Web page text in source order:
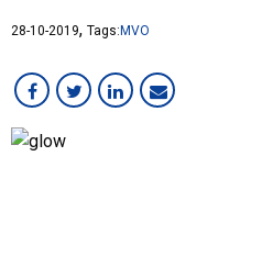
MVO
Overig
Services
28-10-2019, Tags: MVO